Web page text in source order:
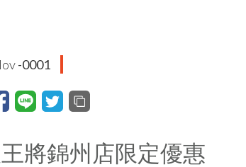
-0001
將錦州店限定優惠